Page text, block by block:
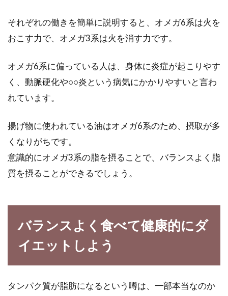
それぞれの働きを簡単に説明すると、オメガ6系は火を
おこす力で、オメガ3系は火を消す力です。
オメガ6系に偏っている人は、身体に炎症が起こりやす
く、動脈硬化や○○炎という病気にかかりやすいと言わ
れています。
揚げ物に使われている油はオメガ6系のため、摂取が多
くなりがちです。
意識的にオメガ3系の脂を摂ることで、バランスよく脂
質を摂ることができるでしょう。
バランスよく食べて健康的にダ
イエットしよう
タンパク質が脂肪になるという噂は、一部本当なのか